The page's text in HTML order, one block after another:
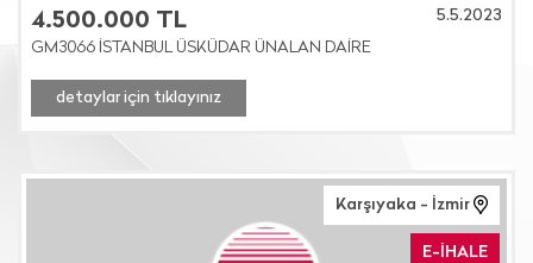
4.500.000 TL
5.5.2023
GM3066 İSTANBUL ÜSKÜDAR ÜNALAN DAİRE
detaylar için tıklayınız
Karşıyaka - İzmir
E-İHALE